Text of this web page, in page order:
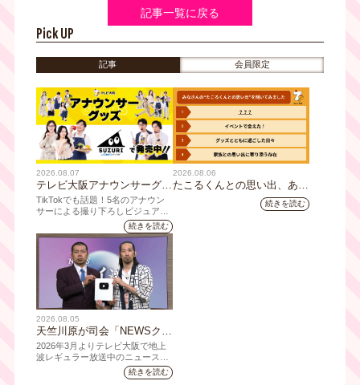
記事一覧に戻る
Pick UP
記事 会員限定
2026.08.07
テレビ大阪アナウンサーグッ
ズの新商品 8月8日(土)に発
売！ テーマは「個性全開」5
人それぞれの"らしさ"を詰め
込んだアイテムが登場
TikTokでも話題！5名のアナウン
サーによる撮り下ろしビジュアル
を使用した新グッズを発売続きを読む
2026.08.06
たこるくんとの思い出、あり
ますか？会員のみなさんに聞
続きを読む
2026.08.05
天竺川原が司会「NEWSクラ
イシス」チャンネル登録者数
10万人突破！テレビ大阪の番
組史上最速記録を更新
2026年3月よりテレビ大阪で地上
波レギュラー放送中のニュース番
組「NEWSクライシス」が、この
たび2026年7月12日(日)に、
続きを読む